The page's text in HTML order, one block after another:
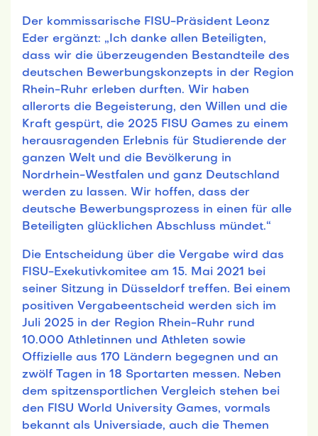
Der kommissarische FISU-Präsident Leonz
Eder ergänzt: „Ich danke allen Beteiligten,
dass wir die überzeugenden Bestandteile des
deutschen Bewerbungskonzepts in der Region
Rhein-Ruhr erleben durften. Wir haben
allerorts die Begeisterung, den Willen und die
Kraft gespürt, die 2025 FISU Games zu einem
herausragenden Erlebnis für Studierende der
ganzen Welt und die Bevölkerung in
Nordrhein-Westfalen und ganz Deutschland
werden zu lassen. Wir hoffen, dass der
deutsche Bewerbungsprozess in einen für alle
Beteiligten glücklichen Abschluss mündet.“
Die Entscheidung über die Vergabe wird das
FISU-Exekutivkomitee am 15. Mai 2021 bei
seiner Sitzung in Düsseldorf treffen. Bei einem
positiven Vergabeentscheid werden sich im
Juli 2025 in der Region Rhein-Ruhr rund
10.000 Athletinnen und Athleten sowie
Offizielle aus 170 Ländern begegnen und an
zwölf Tagen in 18 Sportarten messen. Neben
dem spitzensportlichen Vergleich stehen bei
den FISU World University Games, vormals
bekannt als Universiade, auch die Themen